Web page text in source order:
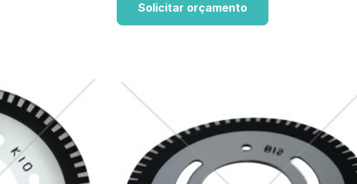
Solicitar orçamento